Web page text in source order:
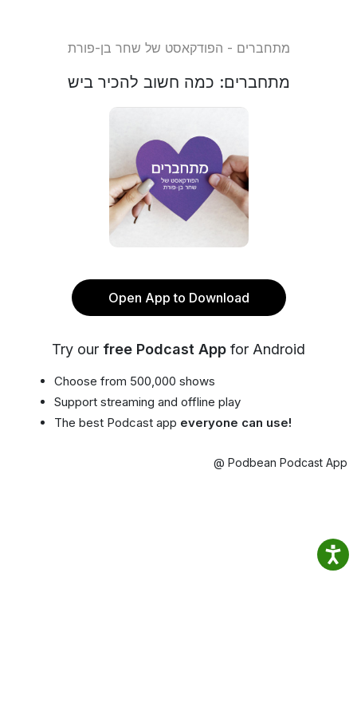
מתחברים - הפודקאסט של שחר בן-פורת
מתחברים: כמה חשוב להכיר ביש
Open App to Download
Try our free Podcast App for Android
Choose from 500,000 shows
Support streaming and offline play
The best Podcast app everyone can use!
@ Podbean Podcast App